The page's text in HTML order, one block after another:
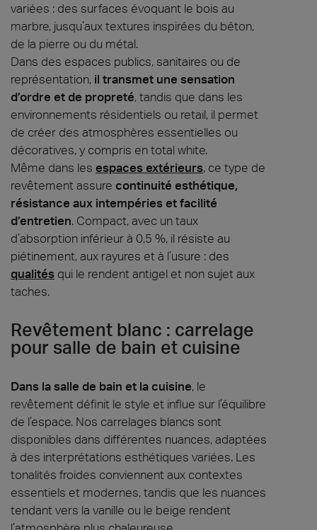
variées : des surfaces évoquant le bois au
marbre, jusqu’aux textures inspirées du béton,
de la pierre ou du métal.
Dans des espaces publics, sanitaires ou de
représentation, il transmet une sensation
d’ordre et de propreté, tandis que dans les
environnements résidentiels ou retail, il permet
de créer des atmosphères essentielles ou
décoratives, y compris en total white.
Même dans les espaces extérieurs, ce type de
revêtement assure continuité esthétique,
résistance aux intempéries et facilité
d’entretien. Compact, avec un taux
d’absorption inférieur à 0,5 %, il résiste au
piétinement, aux rayures et à l’usure : des
qualités qui le rendent antigel et non sujet aux
taches.
Revêtement blanc : carrelage
pour salle de bain et cuisine
Dans la salle de bain et la cuisine, le
revêtement définit le style et influe sur l’équilibre
de l’espace. Nos carrelages blancs sont
disponibles dans différentes nuances, adaptées
à des interprétations esthétiques variées. Les
tonalités froides conviennent aux contextes
essentiels et modernes, tandis que les nuances
tendant vers la vanille ou le beige rendent